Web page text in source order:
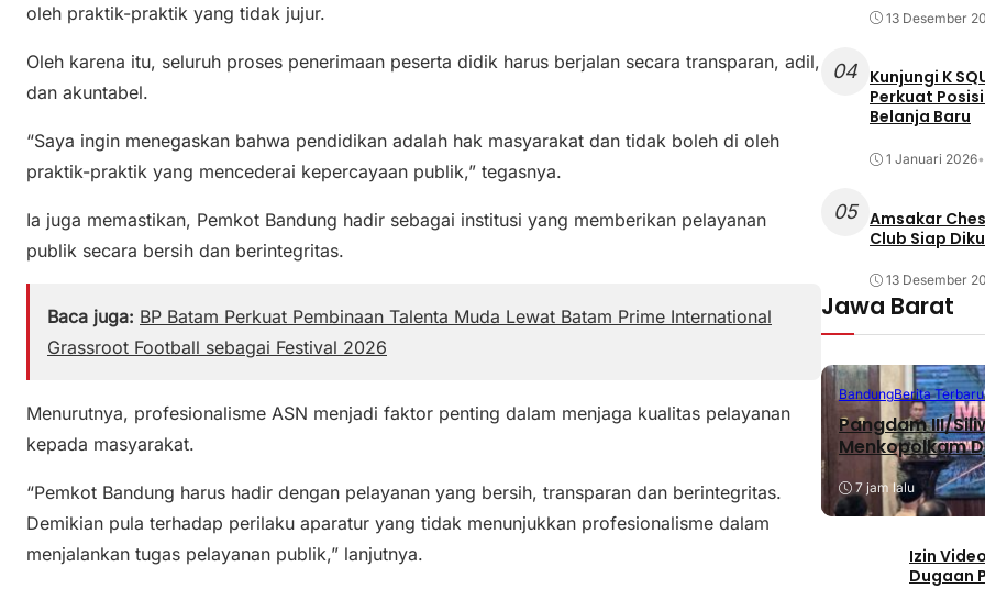
oleh praktik-praktik yang tidak jujur.
Oleh karena itu, seluruh proses penerimaan peserta didik harus berjalan secara transparan, adil,
dan akuntabel.
“Saya ingin menegaskan bahwa pendidikan adalah hak masyarakat dan tidak boleh di oleh
praktik-praktik yang mencederai kepercayaan publik,” tegasnya.
Ia juga memastikan, Pemkot Bandung hadir sebagai institusi yang memberikan pelayanan
publik secara bersih dan berintegritas.
Baca juga: BP Batam Perkuat Pembinaan Talenta Muda Lewat Batam Prime International
Grassroot Football sebagai Festival 2026
Menurutnya, profesionalisme ASN menjadi faktor penting dalam menjaga kualitas pelayanan
kepada masyarakat.
“Pemkot Bandung harus hadir dengan pelayanan yang bersih, transparan dan berintegritas.
Demikian pula terhadap perilaku aparatur yang tidak menunjukkan profesionalisme dalam
menjalankan tugas pelayanan publik,” lanjutnya.
13 Desember
04 Kunjungi K
Perkuat
Belanja Baru
1 Januari 2026•
05 Amsakar
Club Siap
13 Desember
Jawa Barat
BandungBerita Terbaru
Pangdam III/
Menkopolkam
7 jam lalu
Izin
Dugaan